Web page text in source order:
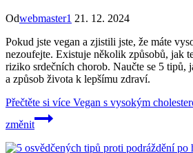
Odwebmaster1 21. 12. 2024
Pokud jste vegan a zjistili jste, že máte
nezoufejte. Existuje několik způsobů, jak
riziko srdečních chorob. Naučte se 5 tipů,
a způsob života k lepšímu zdraví.
Přečtěte si více Vegan s vysokým
změnit